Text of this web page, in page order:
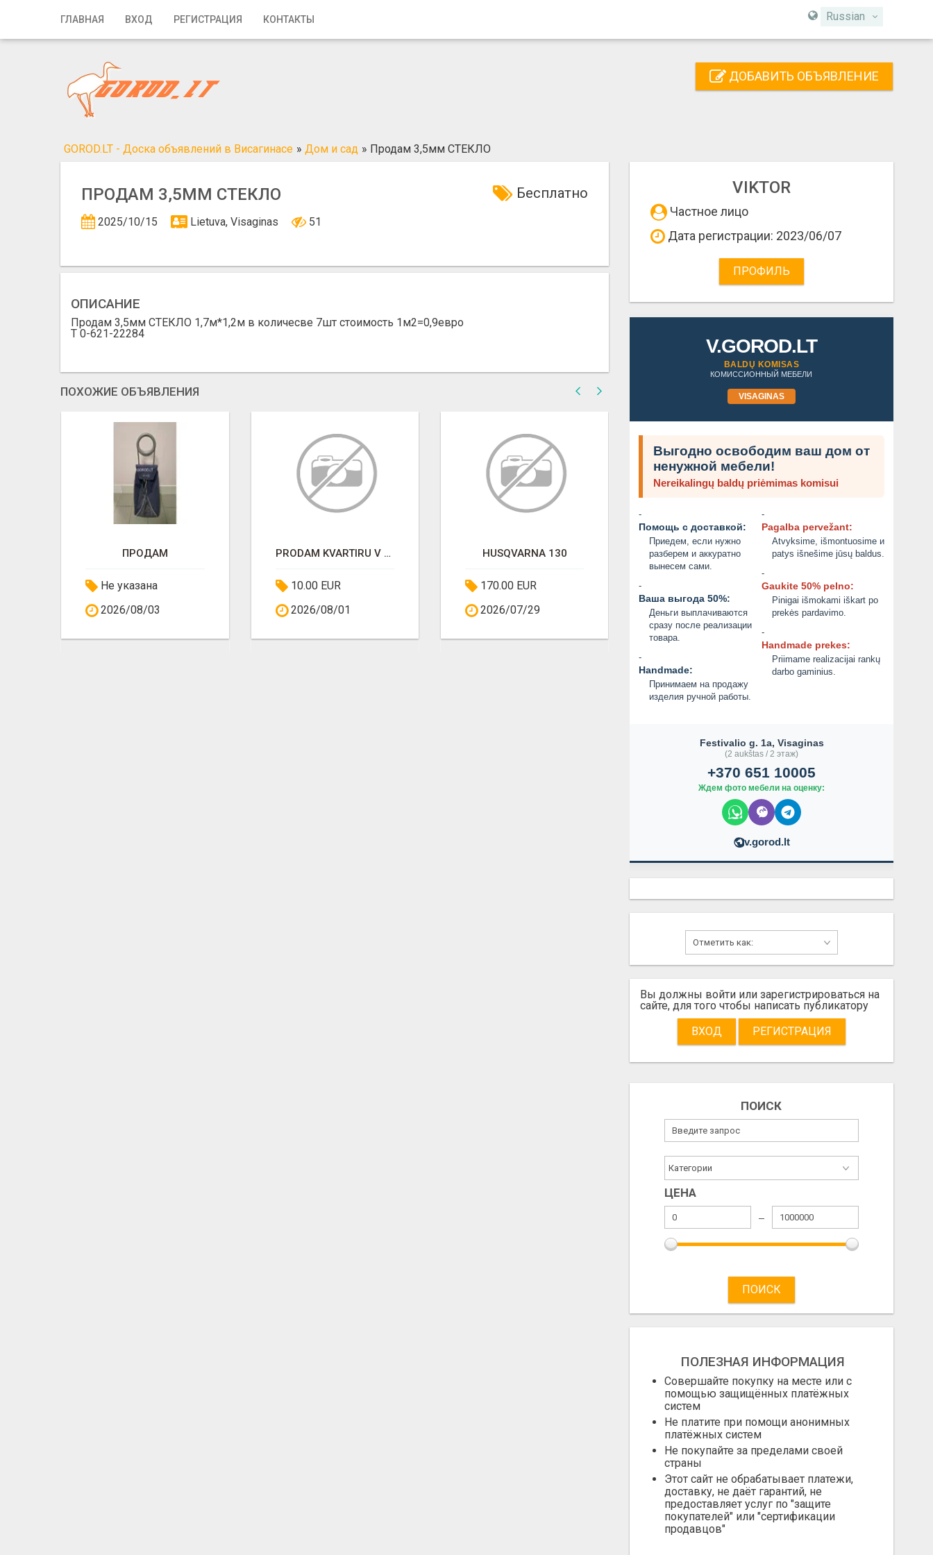
ГЛАВНАЯ ВХОД РЕГИСТРАЦИЯ КОНТАКТЫ Russian
Главная
Регистрация
Добавить объявление
ДОБАВИТЬ ОБЪЯВЛЕНИЕ
GOROD.LT - Доска объявлений в Висагинасе » Дом и сад » Продам 3,5мм СТЕКЛО
ПРОДАМ 3,5ММ СТЕКЛО Бесплатно
2025/10/15 Lietuva, Visaginas 51
ОПИСАНИЕ
Продам 3,5мм СТЕКЛО 1,7м*1,2м в количесве 7шт стоимость 1м2=0,9евро
Т 0-621-22284
ПОХОЖИЕ ОБЪЯВЛЕНИЯ
ПРОДАМ
Не указана
2026/08/03
PRODAM KVARTIRU V MESTI S KVARTIRANTAM
10.00 EUR
2026/08/01
HUSQVARNA 130
170.00 EUR
2026/07/29
ПРОДАМ ДРОВА
2026/08/04
ПРОДАМ
VIKTOR
Частное лицо
Дата регистрации: 2023/06/07
ПРОФИЛЬ
V.GOROD.LT
BALDŲ KOMISAS
КОМИССИОННЫЙ МЕБЕЛИ
VISAGINAS
Выгодно освободим ваш дом от
ненужной мебели!
Nereikalingų baldų priėmimas komisui
-
Помощь с доставкой:
Приедем, если нужно
разберем и аккуратно
вынесем сами.
-
Ваша выгода 50%:
Деньги выплачиваются
сразу после реализации
товара.
-
Handmade:
Принимаем на продажу
изделия ручной работы.
-
Pagalba pervežant:
Atvyksime, išmontuosime и
patys išnešime jūsų baldus.
-
Gaukite 50% pelno:
Pinigai išmokami iškart po
prekės pardavimo.
-
Handmade prekes:
Priimame realizacijai rankų
darbo gaminius.
Festivalio g. 1a, Visaginas
(2 aukštas / 2 этаж)
+370 651 10005
Ждем фото мебели на оценку:
v.gorod.lt
Вы должны войти или зарегистрироваться на
сайте, для того чтобы написать публикатору
ВХОД
РЕГИСТРАЦИЯ
ПОИСК
ЦЕНА
ПОИСК
ПОЛЕЗНАЯ ИНФОРМАЦИЯ
Совершайте покупку на месте или с
помощью защищённых платёжных
систем
Не платите при помощи анонимных
платёжных систем
Не покупайте за пределами своей
страны
Этот сайт не обрабатывает платежи,
доставку, не даёт гарантий, не
предоставляет услуг по "защите
покупателей" или "сертификации
продавцов"